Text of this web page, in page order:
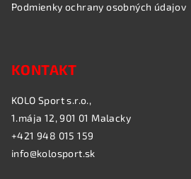
Podmienky ochrany osobných údajov
KONTAKT
KOLO Sport s.r.o.,
1.mája 12, 901 01 Malacky
+421 948 015 159
info@kolosport.sk